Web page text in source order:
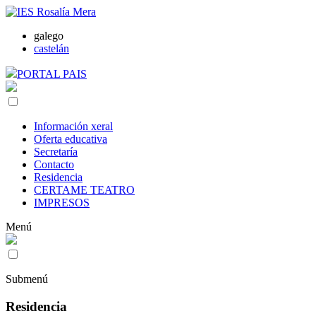
galego
castelán
PORTAL PAIS
Información xeral
Oferta educativa
Secretaría
Contacto
Residencia
CERTAME TEATRO
IMPRESOS
Menú
Submenú
Residencia